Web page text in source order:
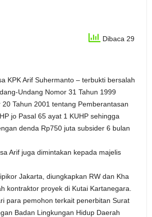
Dibaca 29
KPK Arif Suhermanto – terbukti bersalah
Undang Nomor 31 Tahun 1999
Tahun 2001 tentang Pemberantasan
jo Pasal 65 ayat 1 KUHP sehingga
denda Rp750 juta subsider 6 bulan
Arif juga dimintakan kepada majelis
Jakarta, diungkapkan RW dan Kha
kontraktor proyek di Kutai Kartanegara.
para pemohon terkait penerbitan Surat
Badan Lingkungan Hidup Daerah